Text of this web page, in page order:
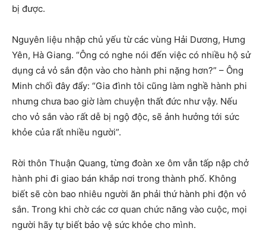
bị được.
Nguyên liệu nhập chủ yếu từ các vùng Hải Dương, Hưng
Yên, Hà Giang. “Ông có nghe nói đến việc có nhiều hộ sử
dụng cả vỏ sắn độn vào cho hành phi nặng hơn?” – Ông
Minh chối đây đẩy: “Gia đình tôi cũng làm nghề hành phi
nhưng chưa bao giờ làm chuyện thất đức như vậy. Nếu
cho vỏ sắn vào rất dễ bị ngộ độc, sẽ ảnh hưởng tới sức
khỏe của rất nhiều người”.
Rời thôn Thuận Quang, từng đoàn xe ôm vẫn tấp nập chở
hành phi đi giao bán khắp nơi trong thành phố. Không
biết sẽ còn bao nhiêu người ăn phải thứ hành phi độn vỏ
sắn. Trong khi chờ các cơ quan chức năng vào cuộc, mọi
người hãy tự biết bảo vệ sức khỏe cho mình.